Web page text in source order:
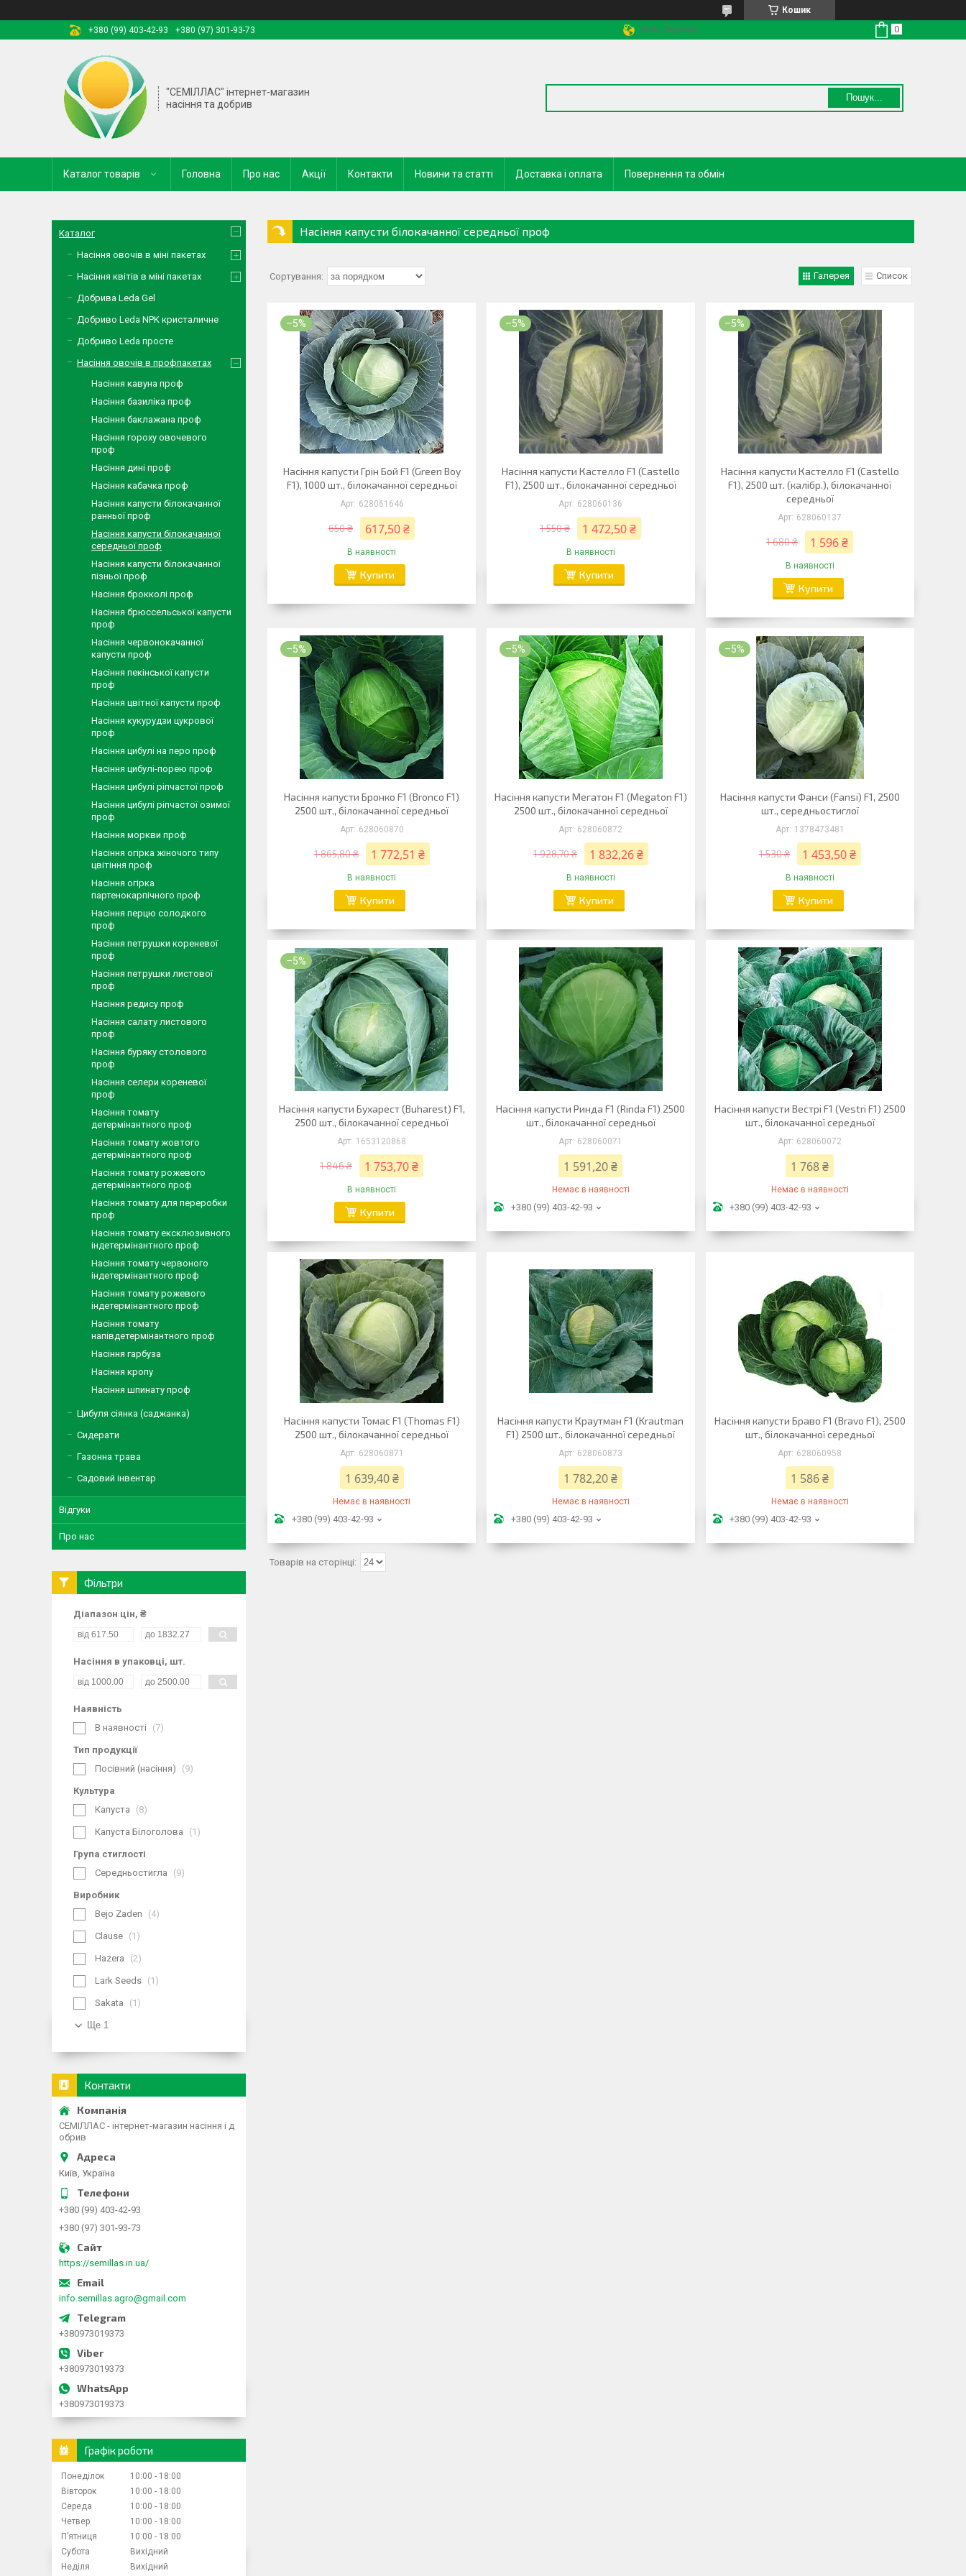
Кошик
+380 (99) 403-42-93
+380 (97) 301-93-73 Київ, Україна
"СЕМІЛЛАС" інтернет-магазин
насіння та добрив
Пошук...
Каталог товарів Головна Про нас Акції Контакти Новини та статті Доставка і оплата Повернення та обмін
Насіння капусти білокачанної середньої проф
Галерея Список
–5%
Насіння капусти Грін Бой F1 (Green Boy
F1), 1000 шт., білокачанної середньої
628061646
650 ₴ 617,50 ₴
В наявності
Купити
–5%
Насіння капусти Кастелло F1 (Castello
F1), 2500 шт., білокачанної середньої
628060136
1 550 ₴ 1 472,50 ₴
В наявності
Купити
–5%
Насіння капусти Кастелло F1 (Castello
F1), 2500 шт. (калібр.), білокачанної
середньої
628060137
1 680 ₴ 1 596 ₴
В наявності
Купити
–5%
Насіння капусти Бронко F1 (Bronco F1)
2500 шт., білокачанної середньої
628060870
1 865,80 ₴ 1 772,51 ₴
В наявності
Купити
–5%
Насіння капусти Мегатон F1 (Megaton F1)
2500 шт., білокачанної середньої
628060872
1 928,70 ₴ 1 832,26 ₴
В наявності
Купити
–5%
Насіння капусти Фанси (Fansi) F1, 2500
шт., середньостиглої
1378473481
1 530 ₴ 1 453,50 ₴
В наявності
Купити
–5%
Насіння капусти Бухарест (Buharest) F1,
2500 шт., білокачанної середньої
1653120868
1 846 ₴ 1 753,70 ₴
В наявності
Купити
Насіння капусти Ринда F1 (Rinda F1) 2500
шт., білокачанної середньої
628060071
1 591,20 ₴
Немає в наявності
+380 (99) 403-42-93
Насіння капусти Вестрі F1 (Vestri F1) 2500
шт., білокачанної середньої
628060072
1 768 ₴
Немає в наявності
+380 (99) 403-42-93
Насіння капусти Томас F1 (Thomas F1)
2500 шт., білокачанної середньої
628060871
1 639,40 ₴
Немає в наявності
+380 (99) 403-42-93
Насіння капусти Краутман F1 (Krautman
F1) 2500 шт., білокачанної середньої
628060873
1 782,20 ₴
Немає в наявності
+380 (99) 403-42-93
Насіння капусти Браво F1 (Bravo F1), 2500
шт., білокачанної середньої
628060958
1 586 ₴
Немає в наявності
+380 (99) 403-42-93
Каталог
Насіння овочів в міні пакетах
Насіння квітів в міні пакетах
Добрива Leda Gel
Добриво Leda NPK кристаличне
Добриво Leda просте
Насіння овочів в профпакетах
Насіння кавуна проф
Насіння базиліка проф
Насіння баклажана проф
Насіння гороху овочевого
проф
Насіння дині проф
Насіння кабачка проф
Насіння капусти білокачанної
ранньої проф
Насіння капусти білокачанної
середньої проф
Насіння капусти білокачанної
пізньої проф
Насіння брокколі проф
Насіння брюссельської капусти
проф
Насіння червонокачанної
капусти проф
Насіння пекінської капусти
проф
Насіння цвітної капусти проф
Насіння кукурудзи цукрової
проф
Насіння цибулі на перо проф
Насіння цибулі-порею проф
Насіння цибулі ріпчастої проф
Насіння цибулі ріпчастої озимої
проф
Насіння моркви проф
Насіння огірка жіночого типу
цвітіння проф
Насіння огірка
партенокарпічного проф
Насіння перцю солодкого
проф
Насіння петрушки кореневої
проф
Насіння петрушки листової
проф
Насіння редису проф
Насіння салату листового
проф
Насіння буряку столового
проф
Насіння селери кореневої
проф
Насіння томату
детермінантного проф
Насіння томату жовтого
детермінантного проф
Насіння томату рожевого
детермінантного проф
Насіння томату для переробки
проф
Насіння томату ексклюзивного
індетермінантного проф
Насіння томату червоного
індетермінантного проф
Насіння томату рожевого
індетермінантного проф
Насіння томату
напівдетермінантного проф
Насіння гарбуза
Насіння кропу
Насіння шпинату проф
Цибуля сіянка (саджанка)
Сидерати
Газонна трава
Садовий інвентар
Відгуки
Про нас
Фільтри
Діапазон цін, ₴
Насіння в упаковці, шт.
Наявність
В наявності
7
Тип продукції
Посівний (насіння)
9
Культура
Капуста
8
Капуста Білоголова 1
Група стиглості
Середньостигла
9
Виробник
Bejo Zaden
4
Clause 1
Hazera 2
Lark Seeds 1
Sakata 1
Ще 1
Контакти
СЕМІЛЛАС - інтернет-магазин насіння і д
обрив
Київ, Україна
+380 (99) 403-42-93
+380 (97) 301-93-73
https://semillas.in.ua/
info.semillas.agro@gmail.com
+380973019373
+380973019373
+380973019373
Графік роботи
Понеділок 10:00
18:00
Вівторок
10:00
18:00
Середа
10:00
18:00
Четвер
10:00
18:00
Пʼятниця
10:00
18:00
Субота
Вихідний
Неділя
Вихідний